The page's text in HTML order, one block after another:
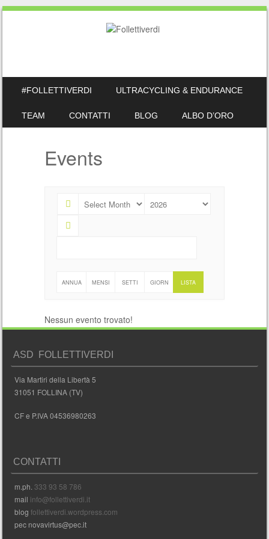
#FOLLETTIVERDI ULTRACYCLING & ENDURANCE
TEAM CONTATTI BLOG ALBO D’ORO
Events
ANNUA MENSI SETTI
E
GIORN LISTA
Nessun evento trovato!
ASD FOLLETTIVERDI
Via Martiri della Libertà 5
31051 FOLLINA (TV)
CF e P.IVA 04536980263
CONTATTI
m.ph. 333 93 58 786
mail info@follettiverdi.it
blogfollettiverdi.wordpress.com
pec novavirtus@pec.it